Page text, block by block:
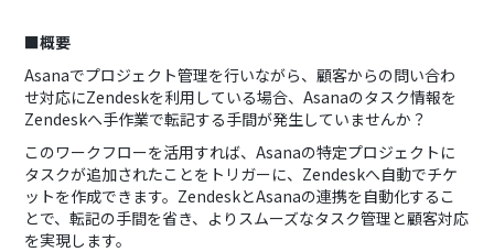
■概要
Asanaでプロジェクト管理を行いながら、顧客からの問い合わ
せ対応にZendeskを利用している場合、Asanaのタスク情報を
Zendeskへ手作業で転記する手間が発生していませんか？
このワークフローを活用すれば、Asanaの特定プロジェクトに
タスクが追加されたことをトリガーに、Zendeskへ自動でチケ
ットを作成できます。ZendeskとAsanaの連携を自動化するこ
とで、転記の手間を省き、よりスムーズなタスク管理と顧客対応
を実現します。